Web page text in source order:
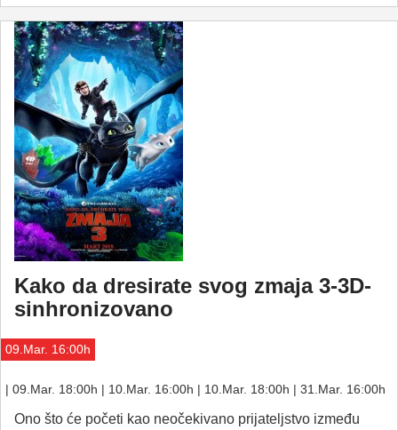
Kako da dresirate svog zmaja 3-3D-
sinhronizovano
09.Mar. 16:00h
| 09.Mar. 18:00h | 10.Mar. 16:00h | 10.Mar. 18:00h | 31.Mar. 16:00h
Ono što će početi kao neočekivano prijateljstvo između